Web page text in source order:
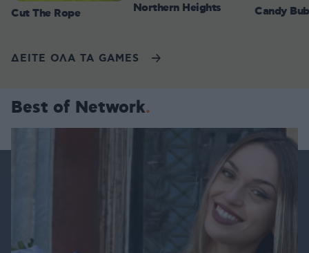
Cut The Rope Northern Heights Candy
ΔΕΙΤΕ ΟΛΑ ΤΑ GAMES
Best of Network